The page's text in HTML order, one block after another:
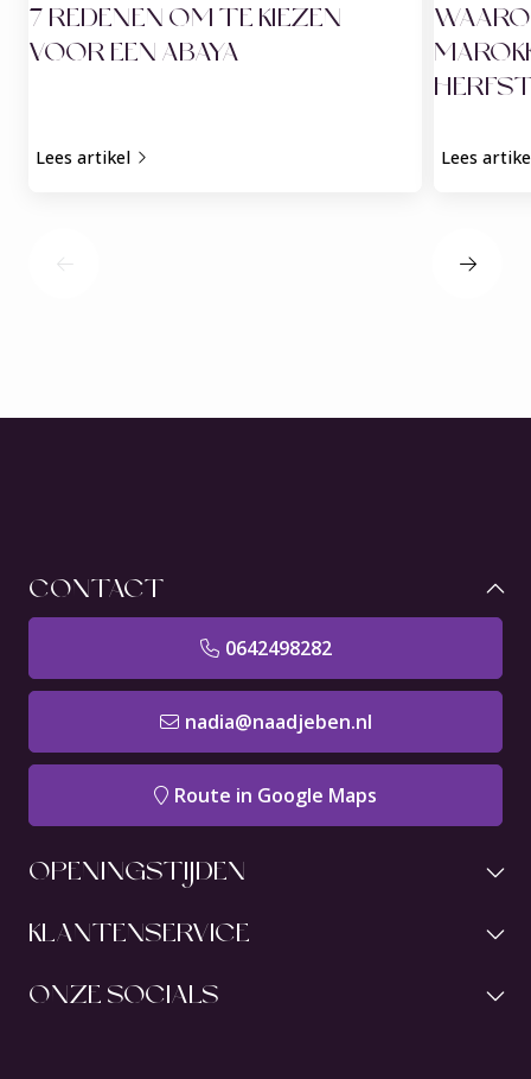
7 REDENEN OM TE KIEZEN
VOOR EEN ABAYA
Lees artikel Lees
CONTACT
0642498282
nadia@naadjeben.nl
Route in Google Maps
OPENINGSTIJDEN
KLANTENSERVICE
ONZE SOCIALS